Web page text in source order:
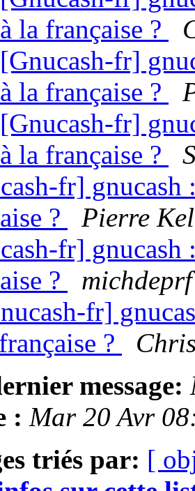
à la française ?
[Gnucash-fr]
à la française ?
[Gnucash-fr]
à la française ?
fr] gnucash
?
Pierre
fr] gnucash
?
michdeprf
fr]
?
message:
: Mar 20 Avr
triés par: [